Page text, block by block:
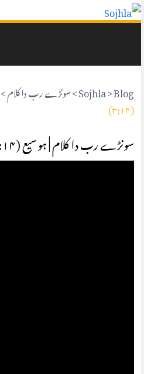
Sojhla>Blog
>سونڑے رب دا کلام>
(۳:۱۴)
سونڑے رب دا کلام | ہوسیع (۳:۱۴)